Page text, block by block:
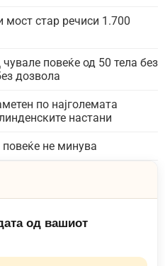
мост стар речиси 1.700
повеќе од 50 тела без
дозвола
по најголемата
настани
повеќе не минува
од вашиот